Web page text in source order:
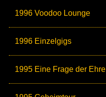
1996 Voodoo Lounge
1996 Einzelgigs
1995 Eine Frage der Ehre